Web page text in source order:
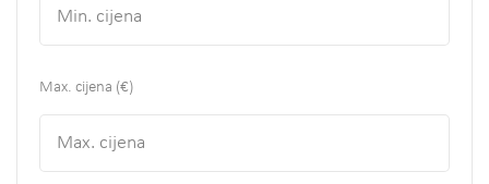
Max. cijena (€)